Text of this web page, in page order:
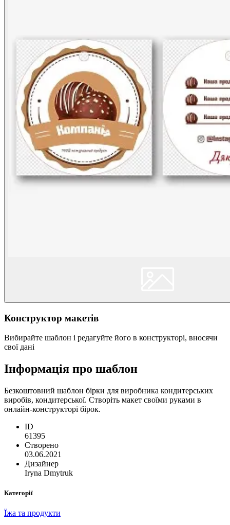
Конструктор макетів
Вибирайте шаблон і редагуйте його в конструкторі, вносячи
свої дані
Інформація про шаблон
Безкоштовний шаблон бірки для виробника кондитерських
виробів, кондитерської. Створіть макет своїми руками в
онлайн-конструкторі бірок.
ID
61395
Створено
03.06.2021
Дизайнер
Iryna Dmytruk
Категорії
Їжа та продукти